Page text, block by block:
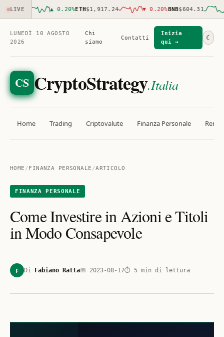
LIVE ▲ 0.20%ETH$1,917.24 ▼ 0.20%BNB$604.31
LUNEDÌ 10 AGOSTO
2026
Chi
siamo
Contatti
Inizia
qui →
☾
CS CryptoStrategy.Italia
Home Trading Criptovalute Finanza Personale
HOME /FINANZA PERSONALE /ARTICOLO
FINANZA PERSONALE
Come Investire in Azioni e Titoli
in Modo Consapevole
F Di Fabiano Ratta📅 2023-08-17⏱ 5 min di lettura